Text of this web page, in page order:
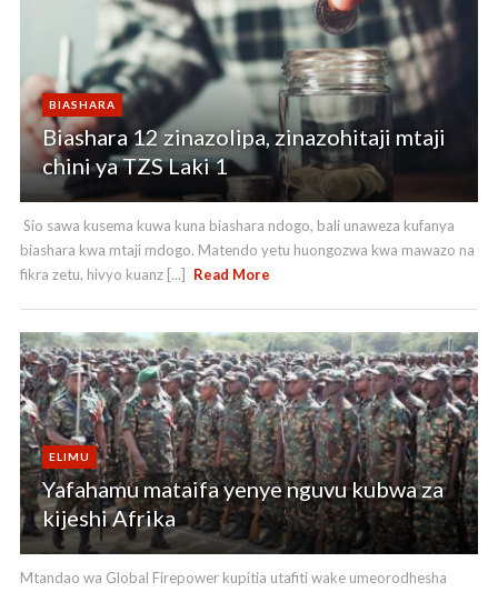
BIASHARA
Biashara 12 zinazolipa, zinazohitaji mtaji
chini ya TZS Laki 1
Sio sawa kusema kuwa kuna biashara ndogo, bali unaweza kufanya
biashara kwa mtaji mdogo. Matendo yetu huongozwa kwa mawazo na
fikra zetu, hivyo kuanz [...]
Read More
ELIMU
Yafahamu mataifa yenye nguvu kubwa za
kijeshi Afrika
Mtandao wa Global Firepower kupitia utafiti wake umeorodhesha